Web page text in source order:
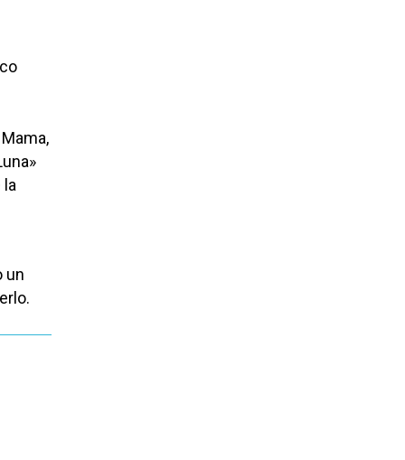
un